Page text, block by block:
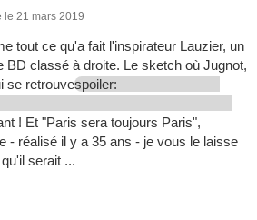
le 21 mars 2019
tout ce qu'a fait l'inspirateur Lauzier, un
BD classé à droite. Le sketch où Jugnot,
se retrouvespoiler:
! Et "Paris sera toujours Paris",
- réalisé il y a 35 ans - je vous le laisse
serait ...